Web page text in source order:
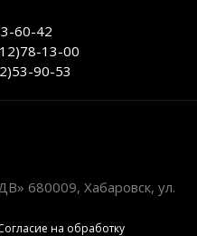
60-42
13-00
90-53
680009, Хабаровск, ул.
на обработку